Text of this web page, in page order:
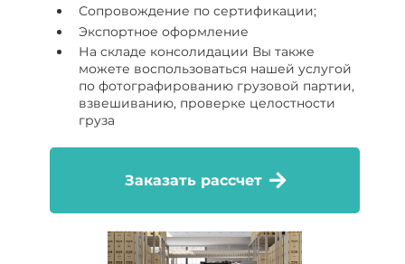
Сопровождение по сертификации;
Экспортное оформление
На складе консолидации Вы также
можете воспользоваться нашей услугой
по фотографированию грузовой партии,
взвешиванию, проверке целостности
груза
Заказать рассчет